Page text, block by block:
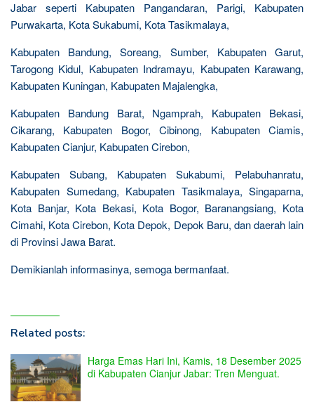
Jabar seperti Kabupaten Pangandaran, Parigi, Kabupaten
Purwakarta, Kota Sukabumi, Kota Tasikmalaya,
Kabupaten Bandung, Soreang, Sumber, Kabupaten Garut,
Tarogong Kidul, Kabupaten Indramayu, Kabupaten Karawang,
Kabupaten Kuningan, Kabupaten Majalengka,
Kabupaten Bandung Barat, Ngamprah, Kabupaten Bekasi,
Cikarang, Kabupaten Bogor, Cibinong, Kabupaten Ciamis,
Kabupaten Cianjur, Kabupaten Cirebon,
Kabupaten Subang, Kabupaten Sukabumi, Pelabuhanratu,
Kabupaten Sumedang, Kabupaten Tasikmalaya, Singaparna,
Kota Banjar, Kota Bekasi, Kota Bogor, Baranangsiang, Kota
Cimahi, Kota Cirebon, Kota Depok, Depok Baru, dan daerah lain
di Provinsi Jawa Barat.
Demikianlah informasinya, semoga bermanfaat.
Related posts:
Harga Emas Hari Ini, Kamis, 18 Desember 2025
di Kabupaten Cianjur Jabar: Tren Menguat.